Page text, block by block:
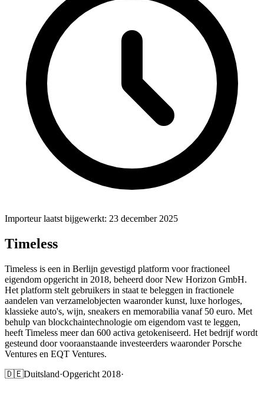
Importeur laatst bijgewerkt: 23 december 2025
Timeless
Timeless is een in Berlijn gevestigd platform voor fractioneel
eigendom opgericht in 2018, beheerd door New Horizon GmbH.
Het platform stelt gebruikers in staat te beleggen in fractionele
aandelen van verzamelobjecten waaronder kunst, luxe horloges,
klassieke auto's, wijn, sneakers en memorabilia vanaf 50 euro. Met
behulp van blockchaintechnologie om eigendom vast te leggen,
heeft Timeless meer dan 600 activa getokeniseerd. Het bedrijf wordt
gesteund door vooraanstaande investeerders waaronder Porsche
Ventures en EQT Ventures.
🇩🇪Duitsland·Opgericht 2018·